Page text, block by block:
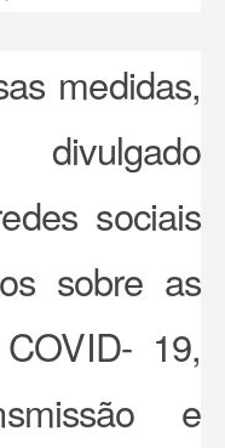
medidas,
sociais
sobre as
19,
e